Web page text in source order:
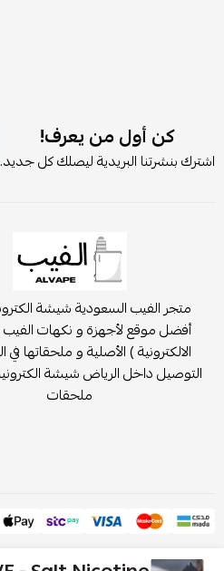
كن أول من يعرف!
اشترك بنشرتنا البريدية ليصلك كل جديد.
متجر الفيب السعودية شيشة
أفضل موقع لأجهزة و نكهات
الالكترونية ) الأصلية و ملحقاتها
التوصيل داخل الرياض شيشة
ملحقات